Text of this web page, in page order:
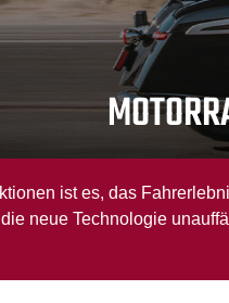
ist es, das
neue Technologie